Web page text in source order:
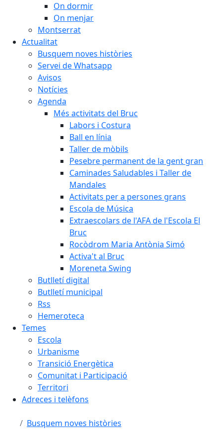
On dormir
On menjar
Montserrat
Actualitat
Busquem noves històries
Servei de Whatsapp
Avisos
Notícies
Agenda
Més activitats del Bruc
Labors i Costura
Ball en línia
Taller de mòbils
Pesebre permanent de la gent gran
Caminades Saludables i Taller de
Mandales
Activitats per a persones grans
Escola de Música
Extraescolars de l'AFA de l'Escola El
Bruc
Rocòdrom Maria Antònia Simó
Activa't al Bruc
Moreneta Swing
Butlletí digital
Butlletí municipal
Rss
Hemeroteca
Temes
Escola
Urbanisme
Transició Energètica
Comunitat i Participació
Territori
Adreces i telèfons
Busquem noves històries